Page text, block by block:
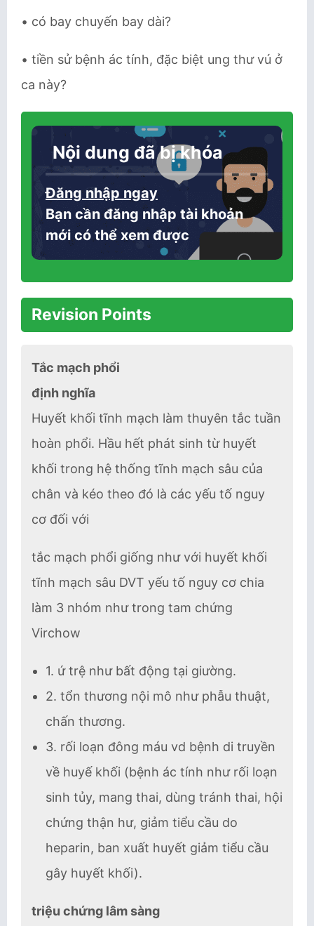
• có bay chuyến bay dài?
• tiền sử bệnh ác tính, đặc biệt ung thư vú ở
ca này?
Nội dung đã bị khóa
Đăng nhập ngay
Bạn cần đăng nhập tài khoản
mới có thể xem được
Revision Points
Tắc mạch phổi
định nghĩa
Huyết khối tĩnh mạch làm thuyên tắc tuần
hoàn phổi. Hầu hết phát sinh từ huyết
khối trong hệ thống tĩnh mạch sâu của
chân và kéo theo đó là các yếu tố nguy
cơ đối với
tắc mạch phổi giống như với huyết khối
tĩnh mạch sâu DVT yếu tố nguy cơ chia
làm 3 nhóm như trong tam chứng
Virchow
1. ứ trệ như bất động tại giường.
2. tổn thương nội mô như phẫu thuật,
chấn thương.
3. rối loạn đông máu vd bệnh di truyền
về huyế khối (bệnh ác tính như rối loạn
sinh tủy, mang thai, dùng tránh thai, hội
chứng thận hư, giảm tiểu cầu do
heparin, ban xuất huyết giảm tiểu cầu
gây huyết khối).
triệu chứng lâm sàng